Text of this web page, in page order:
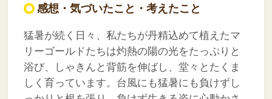
感想・気づいたこと・考えたこと
猛暑が続く日々、私たちが丹精込めて植えたマ
リーゴールドたちは灼熱の陽の光をたっぷりと
浴び、しゃきんと背筋を伸ばし、堂々とたくま
しく育っています。台風にも猛暑にも負けずし